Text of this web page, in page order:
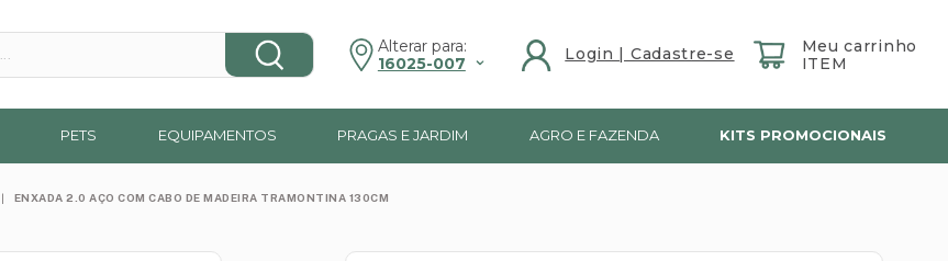
Alterar para:
16025-007
PETS EQUIPAMENTOS PRAGAS E JARDIM AGRO E FAZENDA KITS PROMOCIONAIS
ENXADA 2.0 AÇO COM CABO DE MADEIRA TRAMONTINA 130CM